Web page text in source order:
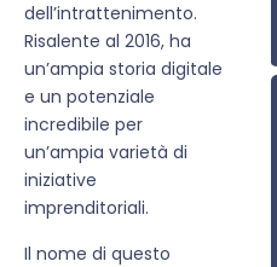
dell’intrattenimento.
Risalente al 2016, ha
un’ampia storia digitale
e un potenziale
incredibile per
un’ampia varietà di
iniziative
imprenditoriali.
Il nome di questo